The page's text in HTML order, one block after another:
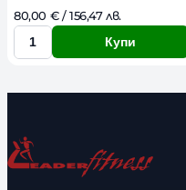
80,00 € / 156,47 лв.
К
л
ч
е
Купи